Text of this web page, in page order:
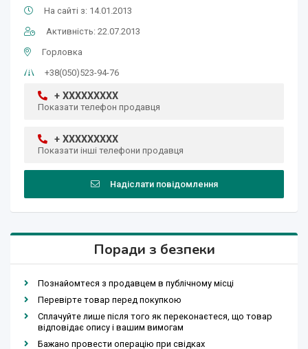
На сайті з: 14.01.2013
Активність: 22.07.2013
Горловка
+38(050)523-94-76
+ XXXXXXXXX
Показати телефон продавця
+ XXXXXXXXX
Показати інші телефони продавця
Надіслати повідомлення
Поради з безпеки
Познайомтеся з продавцем в публічному місці
Перевірте товар перед покупкою
Сплачуйте лише після того як переконаєтеся, що товар
відповідає опису і вашим вимогам
Бажано провести операцію при свідках